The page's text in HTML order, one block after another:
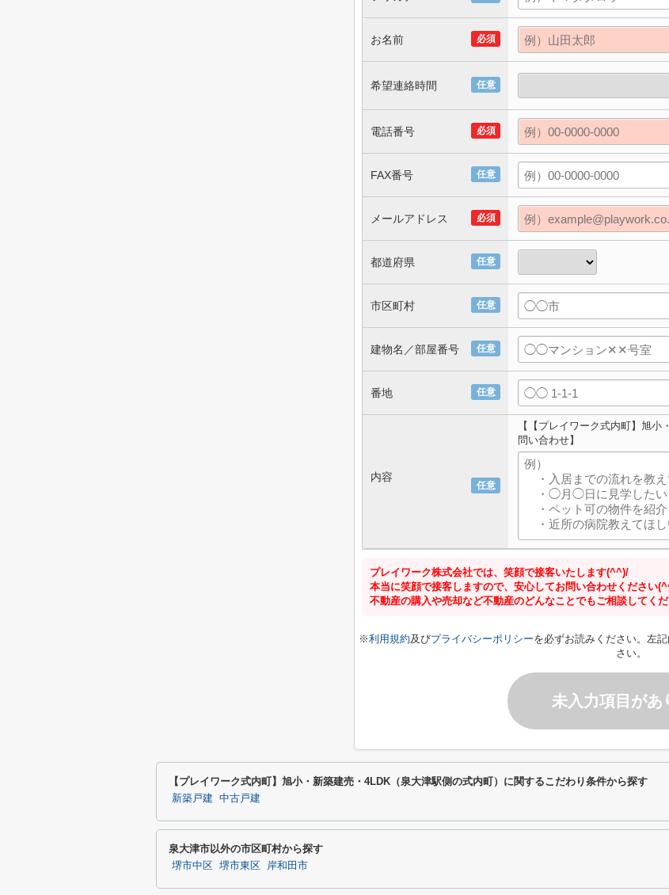
必須
お名前
任意
希望連絡時間
必須
電話番号
任意
FAX番号
必須
メールアドレス
任意
都道府県
任意
市区町村
任意
建物名／部屋番号
任意
番地
任意
内容
【【プレイワーク式内町】旭
問い合わせ】
プレイワーク株式会社では、笑顔で接客いたします(^^)/
本当に笑顔で接客しますので、安心してお問い合わせください
不動産の購入や売却など不動産のどんなことでもご相談してく
※利用規約及びプライバシーポリシーを必ずお読みください。左
さい。
未入力項目があ
【プレイワーク式内町】旭小・新築建売・4LDK（泉大津駅側の式内町）に関するこだわり条件から探す
新築戸建 中古戸建
泉大津市以外の市区町村から探す
堺市中区 堺市東区 岸和田市